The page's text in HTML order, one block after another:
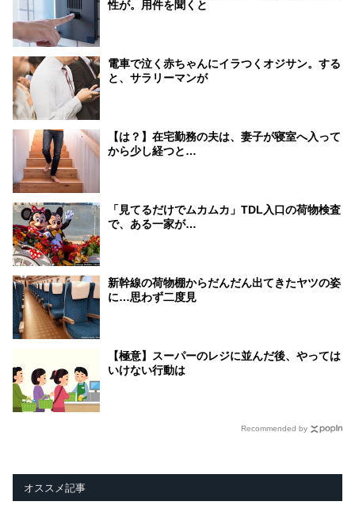
性が。用件を聞くと
電車で泣く赤ちゃんにイラつくオジサン。する
と、サラリーマンが
【は？】在宅勤務の夫は、妻子が寝室へ入って
から少し経つと…
「見てるだけでムカムカ」TDL入口の荷物検査
で、ある一家が…
新幹線の荷物棚からだんだん出てきたヤツの姿
に…思わず二度見
【極意】スーパーのレジに並んだ後、やっては
いけない行動は
Recommended by
オススメ記事